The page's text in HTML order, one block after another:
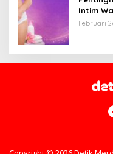
Intim
Tetap
Februari